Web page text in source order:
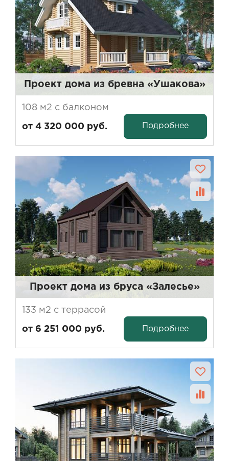
Проект дома из бревна «Ушакова»
108 м2 с балконом
от 4 320 000 руб. Подробнее
Проект дома из бруса «Залесье»
133 м2 с террасой
от 6 251 000 руб. Подробнее